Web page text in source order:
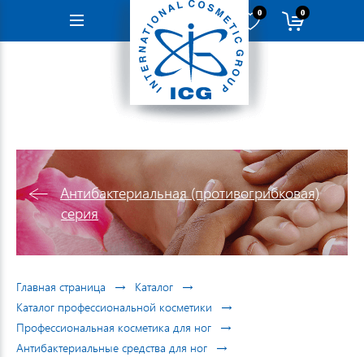
Навигация
0 0
Антибактериальная (противогрибковая)
серия
Главная страница → Каталог →
Каталог профессиональной косметики →
Профессиональная косметика для ног →
Антибактериальные средства для ног →